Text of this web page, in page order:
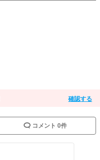
確認する
コメント 0件